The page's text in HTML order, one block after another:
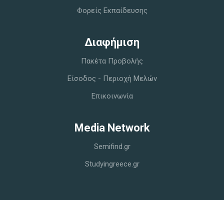
Φορείς Εκπαίδευσης
Διαφήμιση
Πακέτα Προβολής
Είσοδος - Περιοχή Μελών
Επικοινωνία
Media Network
Semifind.gr
Studyingreece.gr